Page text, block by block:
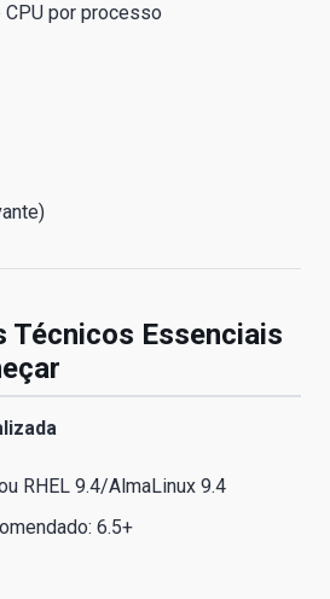
CPU por processo
Técnicos Essenciais
RHEL 9.4/AlmaLinux 9.4
6.5+